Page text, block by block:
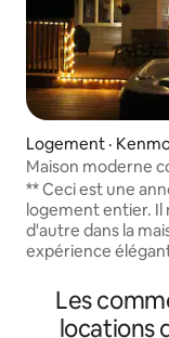
Logement ·
Maison moderne
cuisine et salle de
** Ceci est une
logement entier. Il
d'autre dans la maison.**
expérience
cuisine rénovée,
une chambre
d'amis et un
Les
locations